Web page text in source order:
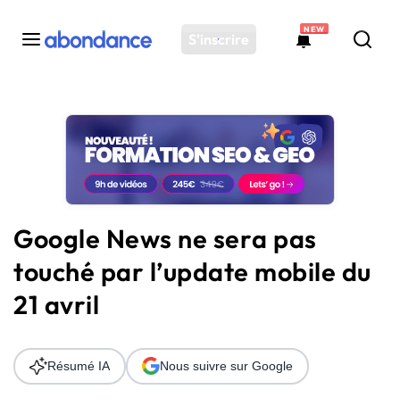
S'inscrire
NEW
Toutes les actus
Actus SEO
Plateforme
Solutions
Ressources
Audit SEO
Google News ne sera pas
touché par l’update mobile du
21 avril
Résumé IA Nous suivre sur Google